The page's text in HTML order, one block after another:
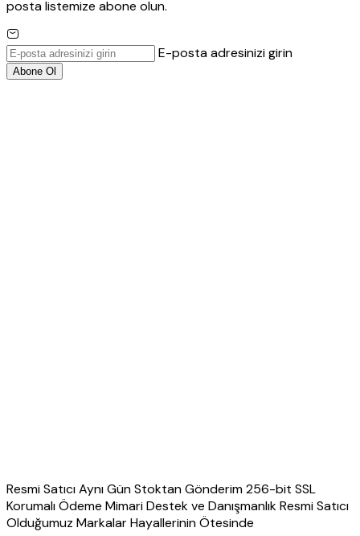
posta listemize abone olun.
E-posta adresinizi girin
Abone Ol
Resmi Satıcı Aynı Gün Stoktan Gönderim 256-bit SSL
Korumalı Ödeme Mimari Destek ve Danışmanlık Resmi Satıcı
Olduğumuz Markalar Hayallerinin Ötesinde